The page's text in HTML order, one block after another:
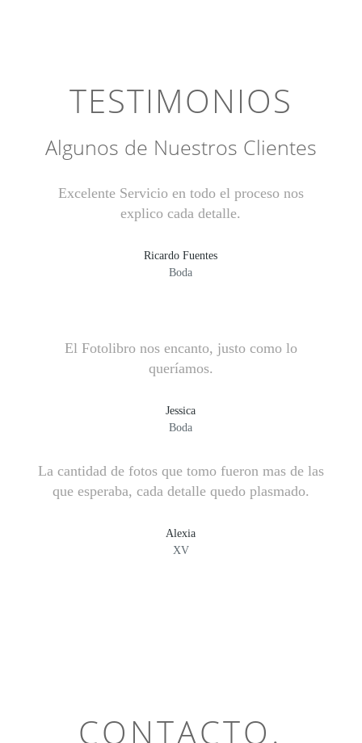
TESTIMONIOS
Algunos de Nuestros Clientes
Excelente Servicio en todo el proceso nos
explico cada detalle.
Ricardo Fuentes
Boda
El Fotolibro nos encanto, justo como lo
queríamos.
Jessica
Boda
La cantidad de fotos que tomo fueron mas de las
que esperaba, cada detalle quedo plasmado.
Alexia
XV
CONTACTO.